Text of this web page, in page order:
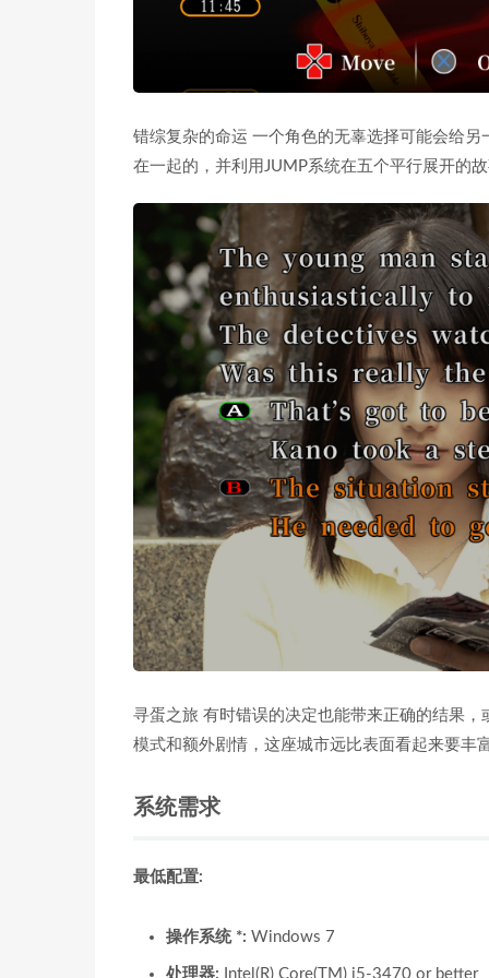
错综复杂的命运 一个角色的无辜选择可能会给
在一起的，并利用JUMP系统在五个平行展开的
寻蛋之旅 有时错误的决定也能带来正确的结果
模式和额外剧情，这座城市远比表面看起来要丰
系统需求
最低配置:
操作系统 *: Windows 7
处理器: Intel(R) Core(TM) i5-3470 or better